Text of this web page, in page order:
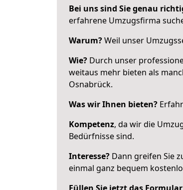
Bei uns sind Sie genau
erfahrene Umzugsfirma
Warum?Weil unser
Wie? Durch unser
weitaus mehr bieten als
Osnabrück.
Was wir Ihnen bieten?
Kompetenz, da wir die
Bedürfnisse sind.
Interesse? Dann greifen Sie
einmal ganz bequem